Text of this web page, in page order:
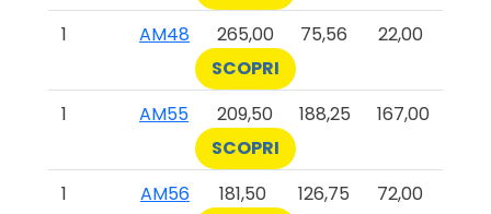
1
AM48 265,00 75,56
22,00
SCOPRI
1
AM55 209,50 188,25
167,00
SCOPRI
1
AM56 181,50 126,75
72,00